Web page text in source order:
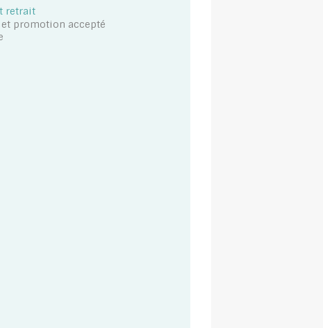
retrait
promotion accepté